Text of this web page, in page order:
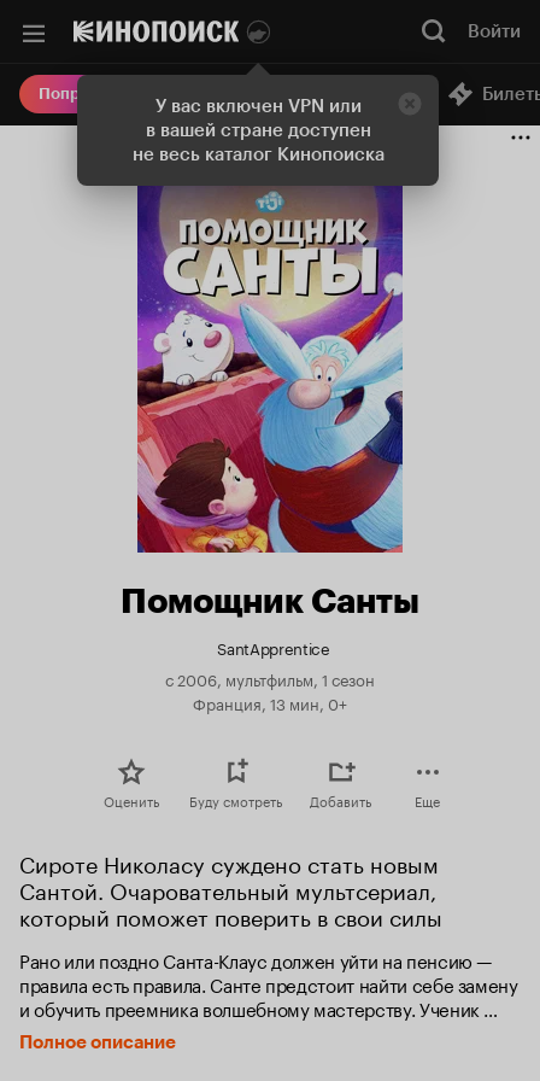
У вас включен VPN или
в вашей стране доступен
не весь каталог Кинопоиска
Войти
Попробовать Плюс Онлайн-кинотеатр
Помощник Санты
SantApprentice
с 2006, мультфильм, 1 сезон
Франция, 13 мин, 0+
Оценить Буду смотреть Добавить Еще
Сироте Николасу суждено стать новым
Сантой. Очаровательный мультсериал,
который поможет поверить в свои силы
Рано или поздно Санта-Клаус должен уйти на пенсию —
правила есть правила. Санте предстоит найти себе замену
и обучить преемника волшебному мастерству. Ученик
должен носить имя Николас, быть сиротой и, самое
главное, — иметь доброе сердце.
Полное описание